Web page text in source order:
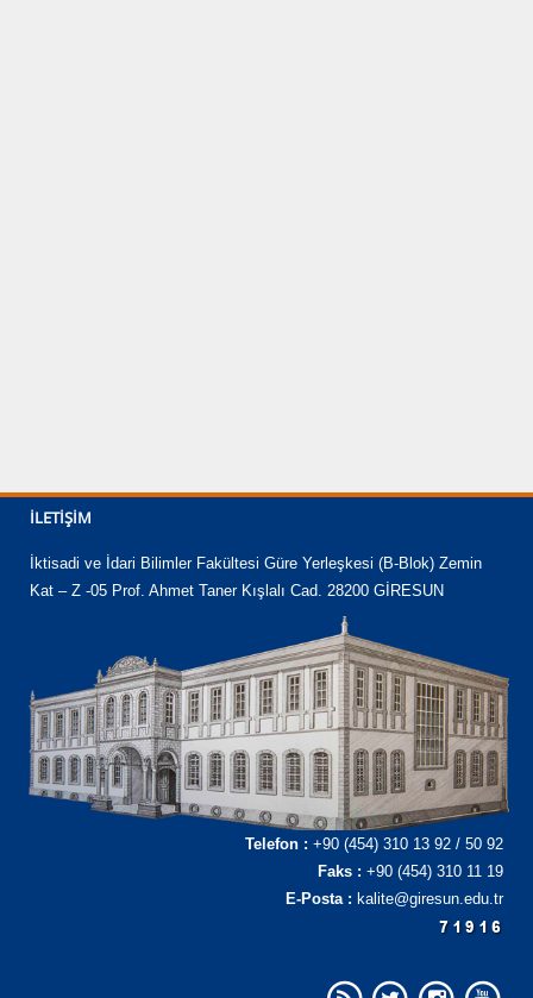
İLETIŞIM
İktisadi ve İdari Bilimler Fakültesi Güre Yerleşkesi (B-Blok) Zemin
Kat – Z -05 Prof. Ahmet Taner Kışlalı Cad. 28200 GİRESUN
Telefon : +90 (454) 310 13 92 / 50 92
Faks : +90 (454) 310 11 19
E-Posta : kalite@giresun.edu.tr